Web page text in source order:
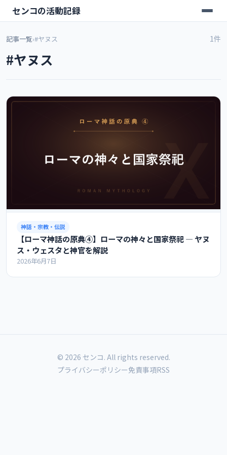
センコの活動記録
記事一覧›#ヤヌス
#ヤヌス
1件
神話・宗教・伝説
【ローマ神話の原典④】ローマの神々と国家祭祀 ― ヤヌ
ス・ウェスタと神官を解説
2026年6月7日
© 2026 センコ. All rights reserved.
プライバシーポリシー免責事項RSS